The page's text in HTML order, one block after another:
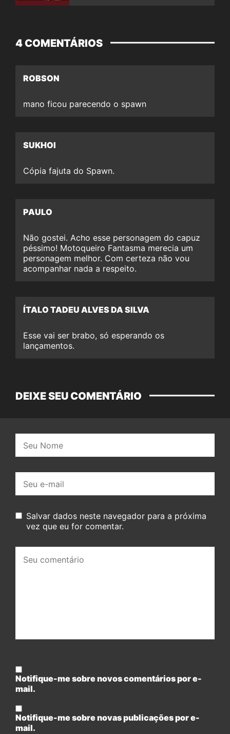
4 COMENTÁRIOS
ROBSON
mano ficou parecendo o spawn
SUKHOI
Cópia fajuta do Spawn.
PAULO
Não gostei. Acho esse personagem do capuz
péssimo! Motoqueiro Fantasma merecia um
personagem melhor. Com certeza não vou
acompanhar nada a respeito.
ÍTALO TADEU ALVES DA SILVA
Esse vai ser brabo, só esperando os
lançamentos.
DEIXE SEU COMENTÁRIO
mail:
Salvar dados neste navegador para a próxima
vez que eu for comentar.
comentário:
Notifique-me sobre novos comentários por e-
mail.
Notifique-me sobre novas publicações por e-
mail.